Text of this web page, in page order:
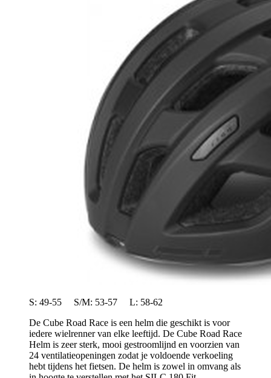
S: 49-55 S/M: 53-57 L: 58-62
De Cube Road Race is een helm die geschikt is voor
iedere wielrenner van elke leeftijd. De Cube Road Race
Helm is zeer sterk, mooi gestroomlijnd en voorzien van
24 ventilatieopeningen zodat je voldoende verkoeling
hebt tijdens het fietsen. De helm is zowel in omvang als